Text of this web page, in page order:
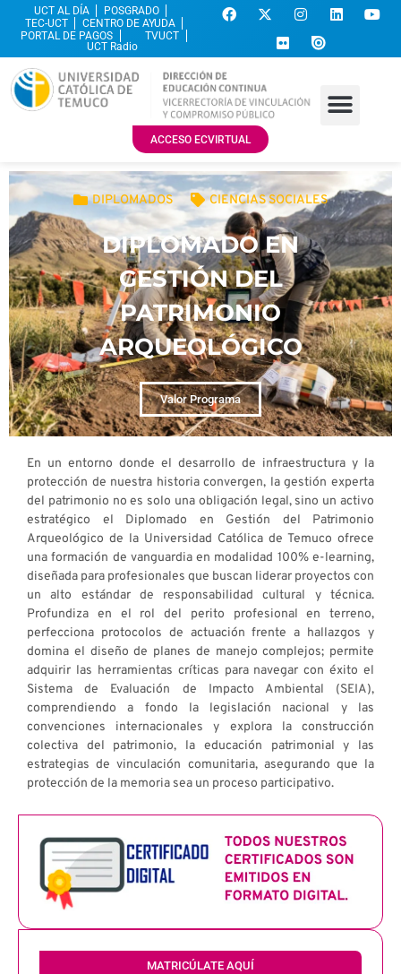
UCT AL DÍA
POSGRADO
TEC-UCT
CENTRO DE AYUDA
PORTAL DE PAGOS
TVUCT
UCT Radio
ACCESO ECVIRTUAL
DIPLOMADOS CIENCIAS SOCIALES
DIPLOMADO EN
GESTIÓN DEL
PATRIMONIO
ARQUEOLÓGICO
Valor Programa
En un entorno donde el desarrollo de infraestructura y la
protección de nuestra historia convergen, la gestión experta
del patrimonio no es solo una obligación legal, sino un activo
estratégico el Diplomado en Gestión del Patrimonio
Arqueológico de la Universidad Católica de Temuco ofrece
una formación de vanguardia en modalidad 100% e-learning,
diseñada para profesionales que buscan liderar proyectos con
un alto estándar de responsabilidad cultural y técnica.
Profundiza en el rol del perito profesional en terreno,
perfecciona protocolos de actuación frente a hallazgos y
domina el diseño de planes de manejo complejos; permite
adquirir las herramientas críticas para navegar con éxito el
Sistema de Evaluación de Impacto Ambiental (SEIA),
comprendiendo a fondo la legislación nacional y las
convenciones internacionales y explora la construcción
colectiva del patrimonio, la educación patrimonial y las
estrategias de vinculación comunitaria, asegurando que la
protección de la memoria sea un proceso participativo.
MATRICÚLATE AQUÍ